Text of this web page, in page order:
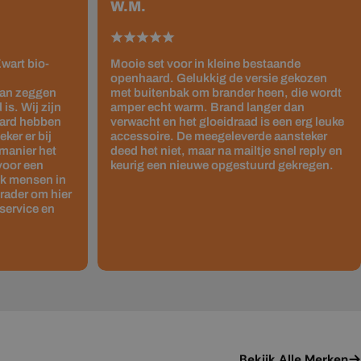
bio-
zeggen
is. Wij zijn
hebben
er bij
het
een
mensen in
om hier
en
W.M.
Mooie set voor in kleine bestaande
openhaard. Gelukkig de versie gekozen
met buitenbak om brander heen, die wordt
amper echt warm. Brand langer dan
verwacht en het gloeidraad is een erg leuke
accessoire. De meegeleverde aansteker
deed het niet, maar na mailtje snel reply en
keurig een nieuwe opgestuurd gekregen.